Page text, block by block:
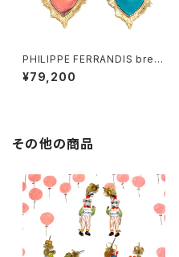
PHILIPPE FERRANDIS brea
k my heart ネックレス
¥79,200
その他の商品